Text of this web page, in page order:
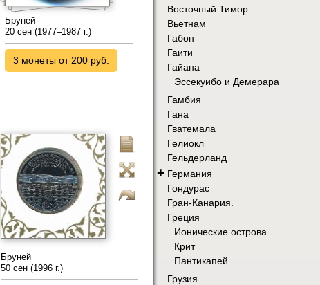
Бруней
20 сен (1977–1987 г.)
3 монеты от 200 руб.
Бруней
50 сен (1996 г.)
Восточный Тимор
Вьетнам
Габон
Гаити
Гайана
Эссекуибо и Демерара
Гамбия
Гана
Гватемала
Гелиокл
Гельдерланд
+ Германия
Гондурас
Гран-Канария.
Греция
Ионические острова
Крит
Пантикапей
Грузия